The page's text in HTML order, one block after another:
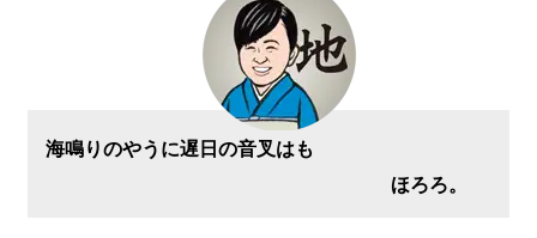
海鳴りのやうに遅日の音叉はも
ほろろ。